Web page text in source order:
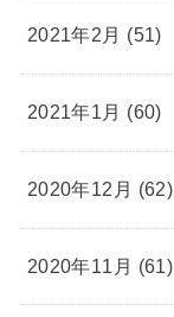
2021年2月 (51)
2021年1月 (60)
2020年12月 (62)
2020年11月 (61)